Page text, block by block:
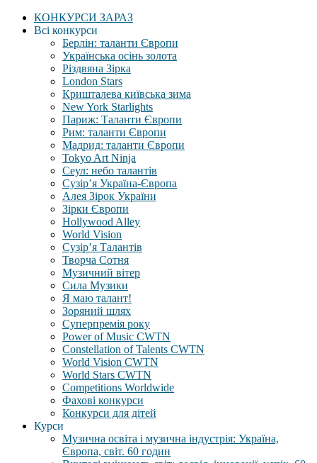
КОНКУРСИ ЗАРАЗ
Всі конкурси
Берлін: таланти Європи
Українська осінь золота
Різдвяна Зірка
London Stars
Кришталева київська зима
New York Starlights
Париж: Таланти Європи
Рим: таланти Європи
Мадрид: таланти Європи
Tokyo Art Ninja
Сеул: небо талантів
Сузір’я Україна-Європа
Алея Зірок України
Зірки Європи
Hollywood Alley
World Vision
Сузір’я Талантів
Творча Сотня
Музичний вітер
Сила Музики
Я маю талант!
Зоряний шлях
Суперпремія року
Power of Music CWTN
Constellation of Talents CWTN
World Vision CWTN
World Stars CWTN
Competitions Worldwide
Фахові конкурси
Конкурси для дітей
Курси
Музична освіта і музична індустрія: Україна,
Європа, світ. 60 годин